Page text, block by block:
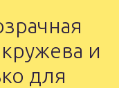
и
для